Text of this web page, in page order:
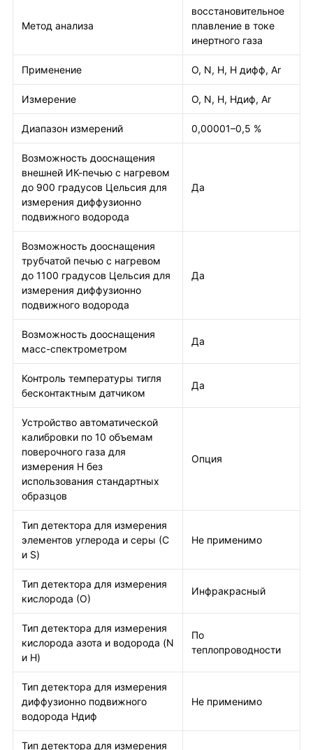
Метод анализа
восстановительное
плавление в токе
инертного газа
Применение O, N, H, H дифф, Ar
Измерение O, N, H, Hдиф, Ar
Диапазон измерений 0,00001–0,5 %
Возможность дооснащения
внешней ИК-печью с нагревом
до 900 градусов Цельсия для
измерения диффузионно
подвижного водорода
Да
Возможность дооснащения
трубчатой печью с нагревом
до 1100 градусов Цельсия для
измерения диффузионно
подвижного водорода
Да
Возможность дооснащения
масс-спектрометром
Да
Контроль температуры тигля
бесконтактным датчиком
Да
Устройство автоматической
калибровки по 10 объемам
поверочного газа для
измерения H без
использования стандартных
образцов
Опция
Тип детектора для измерения
элементов углерода и серы (С
и S)
Не применимо
Тип детектора для измерения
кислорода (О)
Инфракрасный
Тип детектора для измерения
кислорода азота и водорода (N
и H)
По
теплопроводности
Тип детектора для измерения
диффузионно подвижного
водорода Hдиф
Не применимо
Тип детектора для измерения